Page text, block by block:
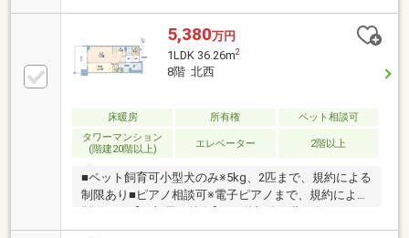
き眺望良好です・バルコニーから富士山を望むことが
できます。※天候による・リビングダイニングに床暖
房あり・リビング横の洋室の可動扉を解放して13.9畳
のLDKとして利用可能です・キッチンにはディスポー
ザーがあり生ごみを軽減できます・浴室暖房乾燥機が
時に便利な宅配ボックス
5,380万円
1LDK 36.26m2
8階 北西
床暖房 所有権
ペット相談可
タワーマンション
(階建20階以上)
エレベーター 2階以上
■ペット飼育可小型犬のみ※5kg、2匹まで、規約による
制限あり■ピアノ相談可※電子ピアノまで、規約による
き眺望良好です・バルコニーから富士山を望むことが